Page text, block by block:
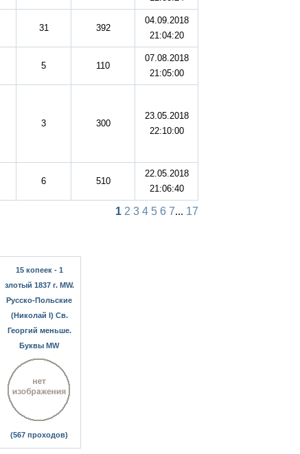
31 392
04.09.2018
21:04:20
5 110
07.08.2018
21:05:00
3 300
23.05.2018
22:10:00
6 510
22.05.2018
21:06:40
1 2 3 4 5 6 7... 17
15 копеек - 1
злотый 1837 г. MW.
Русско-Польские
(Николай I) Св.
Георгий меньше.
Буквы MW
(567 проходов)